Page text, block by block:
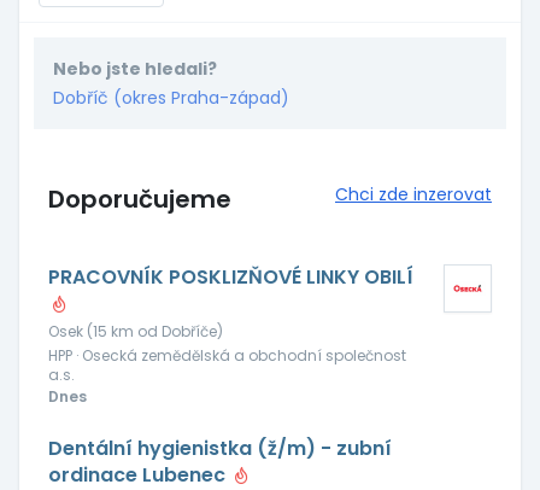
Nebo jste hledali?
Dobříč (okres Praha-západ)
Doporučujeme Chci zde inzerovat
PRACOVNÍK POSKLIZŇOVÉ LINKY OBILÍ
Osek (15 km od Dobříče)
HPP · Osecká zemědělská a obchodní společnost
a.s.
Dnes
Dentální hygienistka (ž/m) - zubní
ordinace Lubenec